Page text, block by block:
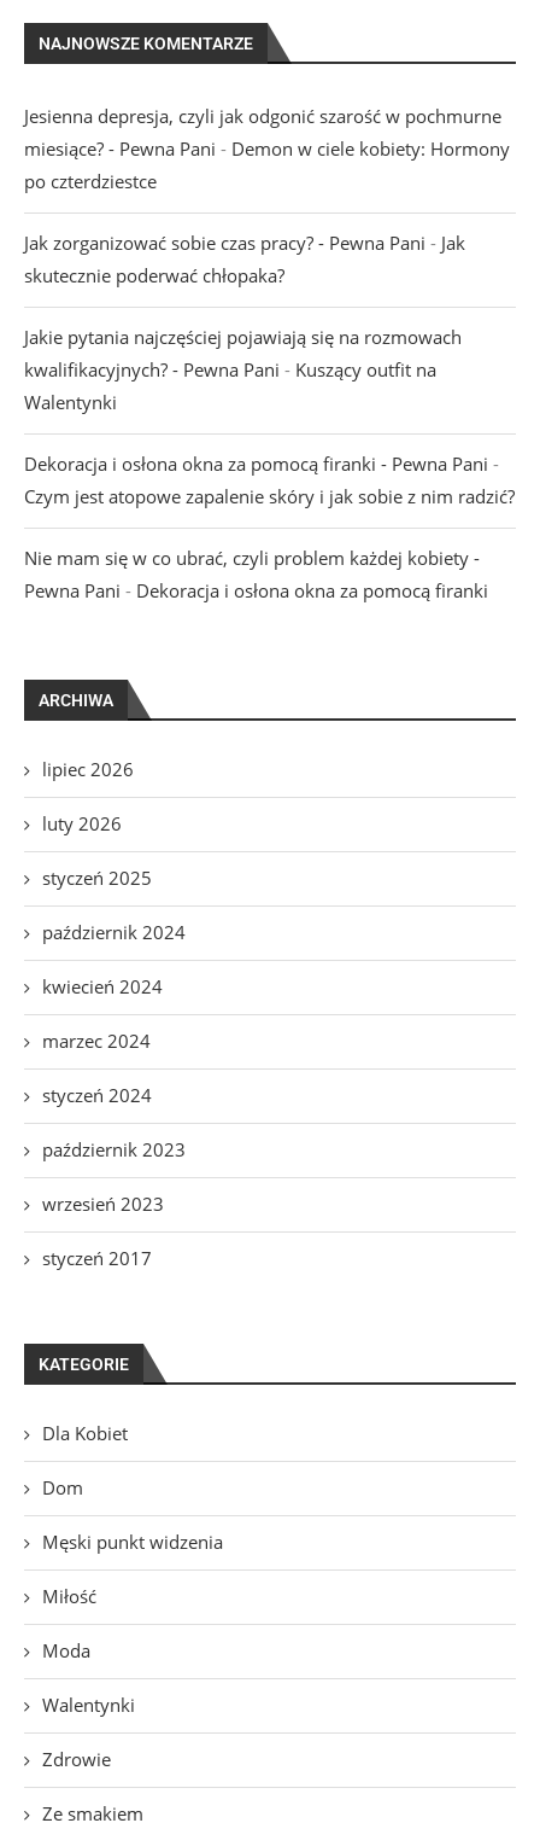
NAJNOWSZE KOMENTARZE
Jesienna depresja, czyli jak odgonić szarość w pochmurne
miesiące? - Pewna Pani - Demon w ciele kobiety: Hormony
po czterdziestce
Jak zorganizować sobie czas pracy? - Pewna Pani - Jak
skutecznie poderwać chłopaka?
Jakie pytania najczęściej pojawiają się na rozmowach
kwalifikacyjnych? - Pewna Pani - Kuszący outfit na
Walentynki
Dekoracja i osłona okna za pomocą firanki - Pewna Pani -
Czym jest atopowe zapalenie skóry i jak sobie z nim radzić?
Nie mam się w co ubrać, czyli problem każdej kobiety -
Pewna Pani - Dekoracja i osłona okna za pomocą firanki
ARCHIWA
lipiec 2026
luty 2026
styczeń 2025
październik 2024
kwiecień 2024
marzec 2024
styczeń 2024
październik 2023
wrzesień 2023
styczeń 2017
KATEGORIE
Dla Kobiet
Dom
Męski punkt widzenia
Miłość
Moda
Walentynki
Zdrowie
Ze smakiem